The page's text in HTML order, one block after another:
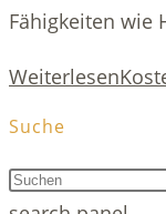
Fähigkeiten wie
Weiterlesen
Suche